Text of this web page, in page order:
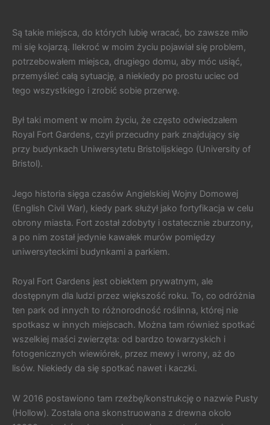
Są takie miejsca, do których lubię wracać, bo zawsze miło
mi się kojarzą. Ilekroć w moim życiu pojawiał się problem,
potrzebowałem miejsca, drugiego domu, aby móc usiąć,
przemyśleć całą sytuację, a niekiedy po prostu uciec od
tego wszystkiego i zrobić sobie przerwę.
Był taki moment w moim życiu, że często odwiedzałem
Royal Fort Gardens, czyli przecudny park znajdujący się
przy budynkach Uniwersytetu Bristolijskiego (University of
Bristol).
Jego historia sięga czasów Angielskiej Wojny Domowej
(English Civil War), kiedy park służył jako fortyfikacja w celu
obrony miasta. Fort został zdobyty i ostatecznie zburzony,
a po nim został jedynie kawałek murów pomiędzy
uniwersyteckimi budynkami a parkiem.
Royal Fort Gardens jest obiektem prywatnym, ale
dostępnym dla ludzi przez większość roku. To, co odróżnia
ten park od innych to różnorodność roślinna, której nie
spotkasz w innych miejscach. Można tam również spotkać
wszelkiej maści zwierzęta: od bardzo towarzyskich i
fotogenicznych wiewiórek, przez mewy i wrony, aż do
lisów. Niekiedy da się spotkać nawet i kaczki.
W 2016 postawiono tam rzeźbę/konstrukcję o nazwie Pusty
(Hollow). Została ona skonstruowana z drewna około